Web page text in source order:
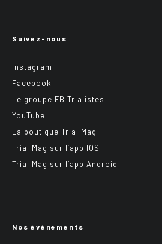
Suivez-nous
Instagram
Facebook
Le groupe FB Trialistes
YouTube
La boutique Trial Mag
Trial Mag sur l’app IOS
Trial Mag sur l’app Android
Nos événements